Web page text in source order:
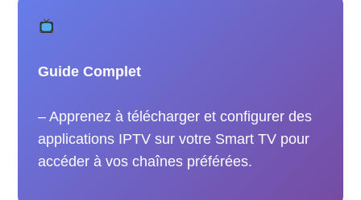
Guide Complet
– Apprenez à télécharger et configurer des
applications IPTV sur votre Smart TV pour
accéder à vos chaînes préférées.